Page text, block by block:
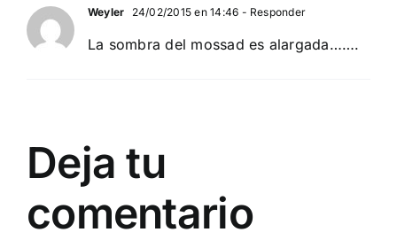
Weyler 24/02/2015 en 14:46 - Responder
La sombra del mossad es alargada…….
Deja tu
comentario